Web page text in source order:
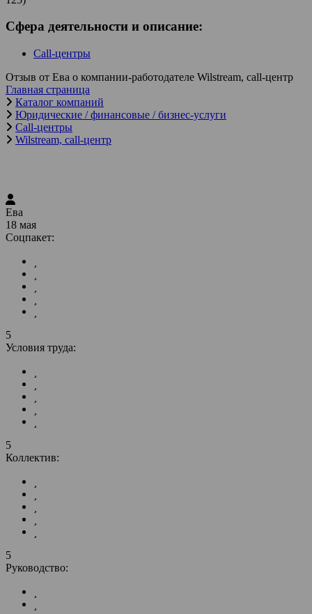
Сфера деятельности и описание:
Call-центры
Отзыв от Ева о компании-работодателе Wilstream, call-центр
Главная страница
Каталог компаний
Юридические / финансовые / бизнес-услуги
Call-центры
Wilstream, call-центр
Ева
18 мая
Соцпакет:
5
Условия труда:
5
Коллектив:
5
Руководство: